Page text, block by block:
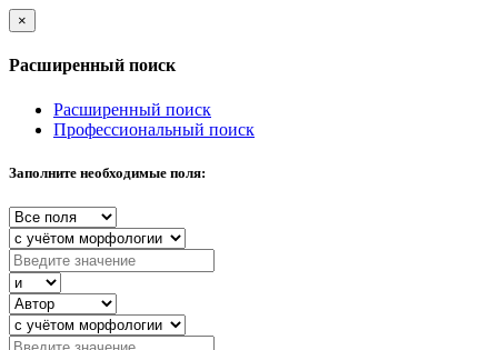
×
Расширенный поиск
Расширенный поиск
Профессиональный поиск
Заполните необходимые поля: